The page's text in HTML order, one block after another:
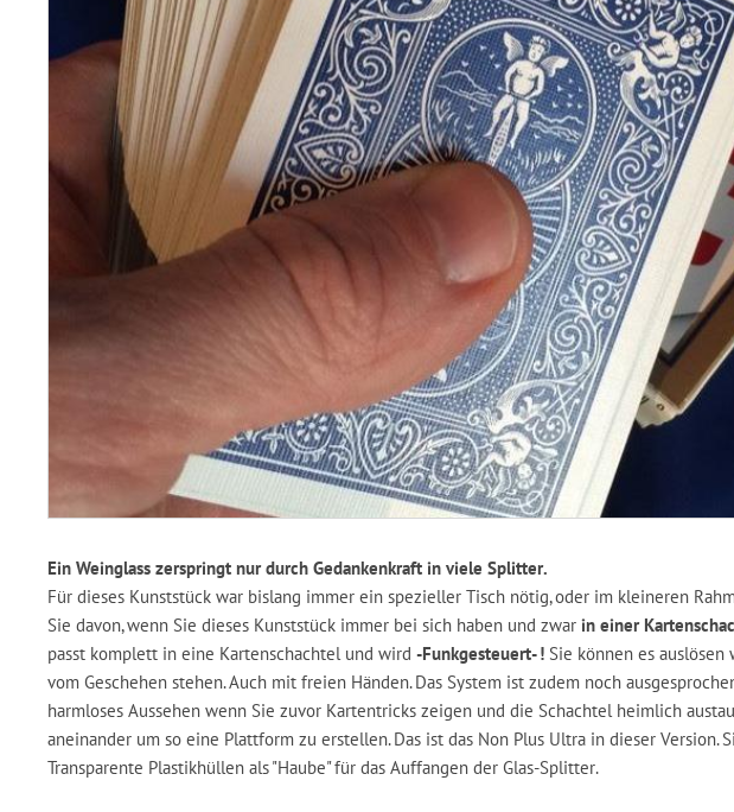
Ein Weinglass zerspringt nur durch Gedankenkraft in viele Splitter.
Für dieses Kunststück war bislang immer ein spezieller Tisch nötig, oder im kleineren
Sie davon, wenn Sie dieses Kunststück immer bei sich haben und zwar in einer
passt komplett in eine Kartenschachtel und wird -Funkgesteuert- ! Sie können es
vom Geschehen stehen. Auch mit freien Händen. Das System ist zudem noch
harmloses Aussehen wenn Sie zuvor Kartentricks zeigen und die Schachtel heimlich
aneinander um so eine Plattform zu erstellen. Das ist das Non Plus Ultra in dieser
Transparente Plastikhüllen als "Haube" für das Auffangen der Glas-Splitter.